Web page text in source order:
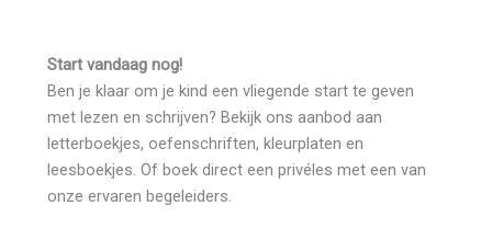
Start vandaag nog!
Ben je klaar om je kind een vliegende start te geven
met lezen en schrijven? Bekijk ons aanbod aan
letterboekjes, oefenschriften, kleurplaten en
leesboekjes. Of boek direct een privéles met een van
onze ervaren begeleiders.